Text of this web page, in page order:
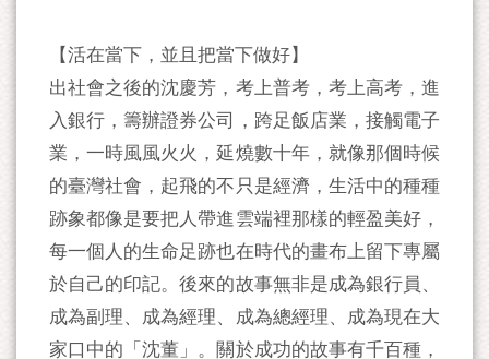
【活在當下，並且把當下做好】
出社會之後的沈慶芳，考上普考，考上高考，進
入銀行，籌辦證券公司，跨足飯店業，接觸電子
業，一時風風火火，延燒數十年，就像那個時候
的臺灣社會，起飛的不只是經濟，生活中的種種
跡象都像是要把人帶進雲端裡那樣的輕盈美好，
每一個人的生命足跡也在時代的畫布上留下專屬
於自己的印記。後來的故事無非是成為銀行員、
成為副理、成為經理、成為總經理、成為現在大
家口中的「沈董」。關於成功的故事有千百種，